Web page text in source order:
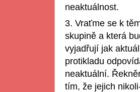
neaktuálnost.
3. Vraťme se k
skupině a která
vyjadřují jak
protikladu
neaktuální.
tím, že jejich